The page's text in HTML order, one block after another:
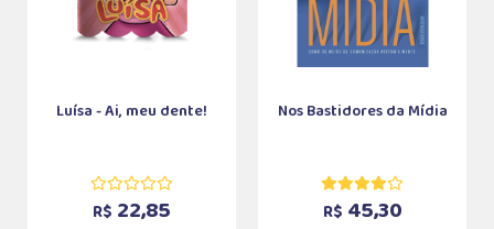
Luísa - Ai, meu dente!
R$ 22,85
Nos Bastidores da Mídia
R$ 45,30